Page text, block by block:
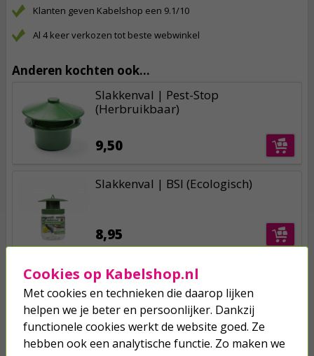
Klanten geven Kabelshop een 9.1/10
Al 4 keer verkozen tot beste webwinkel
Anderen kochten ook...
Slakkenval | Pest-Stop
(Herbruikbaar)
9,50
Slakkenval | BSI (Ecologisch)
8,95
Slakkenval | BSI | 2 stuks
12,95
Cookies op Kabelshop.nl
Met cookies en technieken die daarop lijken
helpen we je beter en persoonlijker. Dankzij
functionele cookies werkt de website goed. Ze
hebben ook een analytische functie. Zo maken we